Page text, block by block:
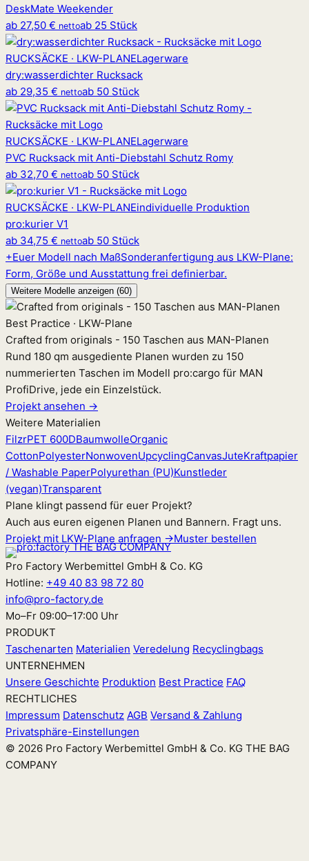
DeskMate Weekender
ab 27,50 € nettoab 25 Stück
RUCKSÄCKE · LKW-PLANELagerware
dry:wasserdichter Rucksack
ab 29,35 € nettoab 50 Stück
RUCKSÄCKE · LKW-PLANELagerware
PVC Rucksack mit Anti-Diebstahl Schutz Romy
ab 32,70 € nettoab 50 Stück
RUCKSÄCKE · LKW-PLANEindividuelle Produktion
pro:kurier V1
ab 34,75 € nettoab 50 Stück
+Euer Modell nach MaßSonderanfertigung aus LKW-Plane:
Form, Größe und Ausstattung frei definierbar.
Weitere Modelle anzeigen (60)
Best Practice · LKW-Plane
Crafted from originals - 150 Taschen aus MAN-Planen
Rund 180 qm ausgediente Planen wurden zu 150
nummerierten Taschen im Modell pro:cargo für MAN
ProfiDrive, jede ein Einzelstück.
Projekt ansehen →
Weitere Materialien
FilzrPET 600DBaumwolleOrganic
CottonPolyesterNonwovenUpcyclingCanvasJuteKraftpapier
/ Washable PaperPolyurethan (PU)Kunstleder
(vegan)Transparent
Plane klingt passend für euer Projekt?
Auch aus euren eigenen Planen und Bannern. Fragt uns.
Projekt mit LKW-Plane anfragen →Muster bestellen
Pro Factory Werbemittel GmbH & Co. KG
Hotline: +49 40 83 98 72 80
info@pro-factory.de
Mo–Fr 09:00–17:00 Uhr
PRODUKT
Taschenarten Materialien Veredelung Recyclingbags
UNTERNEHMEN
Unsere Geschichte Produktion Best Practice FAQ
RECHTLICHES
Impressum Datenschutz AGB Versand & Zahlung
Privatsphäre-Einstellungen
© 2026 Pro Factory Werbemittel GmbH & Co. KG THE BAG
COMPANY